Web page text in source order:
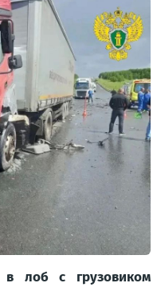
в лоб с грузовиком